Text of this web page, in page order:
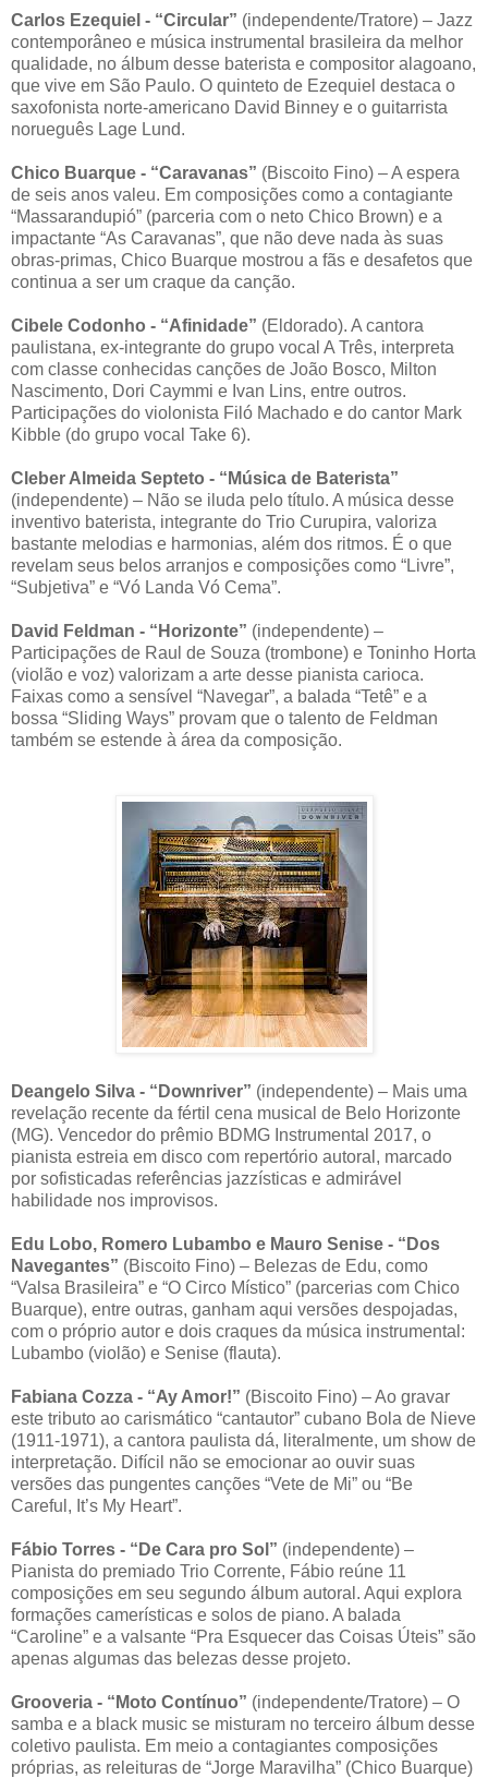
Carlos Ezequiel - “Circular” (independente/Tratore) – Jazz
contemporâneo e música instrumental brasileira da melhor
qualidade, no álbum desse baterista e compositor alagoano,
que vive em São Paulo. O quinteto de Ezequiel destaca o
saxofonista norte-americano David Binney e o guitarrista
norueguês Lage Lund.
Chico Buarque - “Caravanas” (Biscoito Fino) – A espera
de seis anos valeu. Em composições como a contagiante
“Massarandupió” (parceria com o neto Chico Brown) e a
impactante “As Caravanas”, que não deve nada às suas
obras-primas, Chico Buarque mostrou a fãs e desafetos que
continua a ser um craque da canção.
Cibele Codonho - “Afinidade” (Eldorado). A cantora
paulistana, ex-integrante do grupo vocal A Três, interpreta
com classe conhecidas canções de João Bosco, Milton
Nascimento, Dori Caymmi e Ivan Lins, entre outros.
Participações do violonista Filó Machado e do cantor Mark
Kibble (do grupo vocal Take 6).
Cleber Almeida Septeto - “Música de Baterista”
(independente) – Não se iluda pelo título. A música desse
inventivo baterista, integrante do Trio Curupira, valoriza
bastante melodias e harmonias, além dos ritmos. É o que
revelam seus belos arranjos e composições como “Livre”,
“Subjetiva” e “Vó Landa Vó Cema”.
David Feldman - “Horizonte” (independente) –
Participações de Raul de Souza (trombone) e Toninho Horta
(violão e voz) valorizam a arte desse pianista carioca.
Faixas como a sensível “Navegar”, a balada “Tetê” e a
bossa “Sliding Ways” provam que o talento de Feldman
também se estende à área da composição.
Deangelo Silva - “Downriver” (independente) – Mais uma
revelação recente da fértil cena musical de Belo Horizonte
(MG). Vencedor do prêmio BDMG Instrumental 2017, o
pianista estreia em disco com repertório autoral, marcado
por sofisticadas referências jazzísticas e admirável
habilidade nos improvisos.
Edu Lobo, Romero Lubambo e Mauro Senise - “Dos
Navegantes” (Biscoito Fino) – Belezas de Edu, como
“Valsa Brasileira” e “O Circo Místico” (parcerias com Chico
Buarque), entre outras, ganham aqui versões despojadas,
com o próprio autor e dois craques da música instrumental:
Lubambo (violão) e Senise (flauta).
Fabiana Cozza - “Ay Amor!” (Biscoito Fino) – Ao gravar
este tributo ao carismático “cantautor” cubano Bola de Nieve
(1911-1971), a cantora paulista dá, literalmente, um show de
interpretação. Difícil não se emocionar ao ouvir suas
versões das pungentes canções “Vete de Mi” ou “Be
Careful, It’s My Heart”.
Fábio Torres - “De Cara pro Sol” (independente) –
Pianista do premiado Trio Corrente, Fábio reúne 11
composições em seu segundo álbum autoral. Aqui explora
formações camerísticas e solos de piano. A balada
“Caroline” e a valsante “Pra Esquecer das Coisas Úteis” são
apenas algumas das belezas desse projeto.
Grooveria - “Moto Contínuo” (independente/Tratore) – O
samba e a black music se misturam no terceiro álbum desse
coletivo paulista. Em meio a contagiantes composições
próprias, as releituras de “Jorge Maravilha” (Chico Buarque)